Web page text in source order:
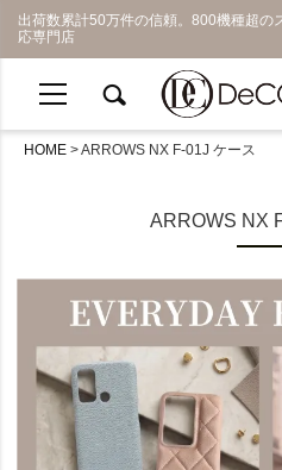
出荷数累計50万件の信頼。800機種超
応専門店
HOME ARROWS NX F-01J ケース
ARROWS NX